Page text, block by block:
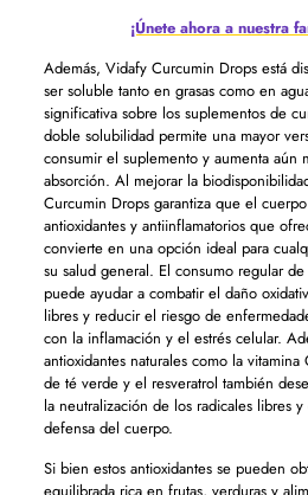
¡Únete ahora a nuestra
Además, Vidafy Curcumin Drops está
ser soluble tanto en grasas como en
significativa sobre los suplementos de
doble solubilidad permite una mayor
consumir el suplemento y aumenta aún
absorción. Al mejorar la
Curcumin Drops garantiza que el
antioxidantes y antiinflamatorios que
convierte en una opción ideal para
su salud general. El consumo regular
puede ayudar a combatir el daño
libres y reducir el riesgo de
con la inflamación y el estrés celular.
antioxidantes naturales como la
de té verde y el resveratrol también
la neutralización de los radicales libres
defensa del cuerpo.
Si bien estos antioxidantes se pueden